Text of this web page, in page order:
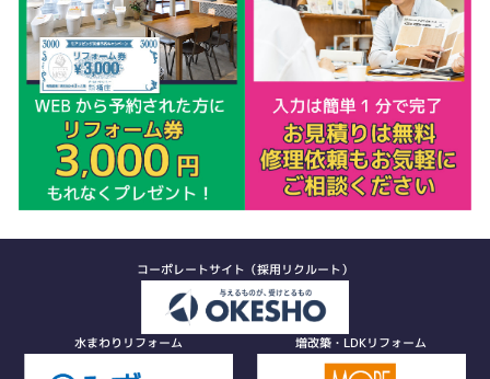
コーポレートサイト（採用リクルート）
水まわりリフォーム 増改築・LDKリフォーム